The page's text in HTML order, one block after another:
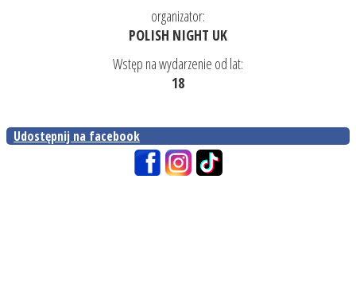
organizator:
POLISH NIGHT UK
Wstęp na wydarzenie od lat:
18
Udostępnij na facebook